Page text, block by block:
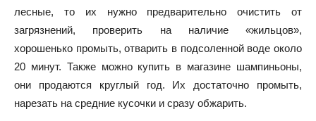
лесные, то их нужно предварительно очистить от
загрязнений, проверить на наличие «жильцов»,
хорошенько промыть, отварить в подсоленной воде около
20 минут. Также можно купить в магазине шампиньоны,
они продаются круглый год. Их достаточно промыть,
нарезать на средние кусочки и сразу обжарить.